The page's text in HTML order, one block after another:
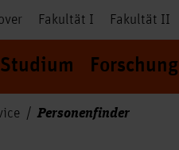
Fakultät I Fakultät II
Studium Forschung
Personenfinder